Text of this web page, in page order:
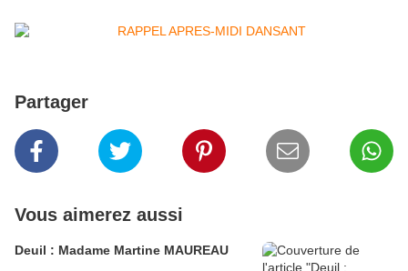
Partager
Vous aimerez aussi
Deuil : Madame Martine MAUREAU